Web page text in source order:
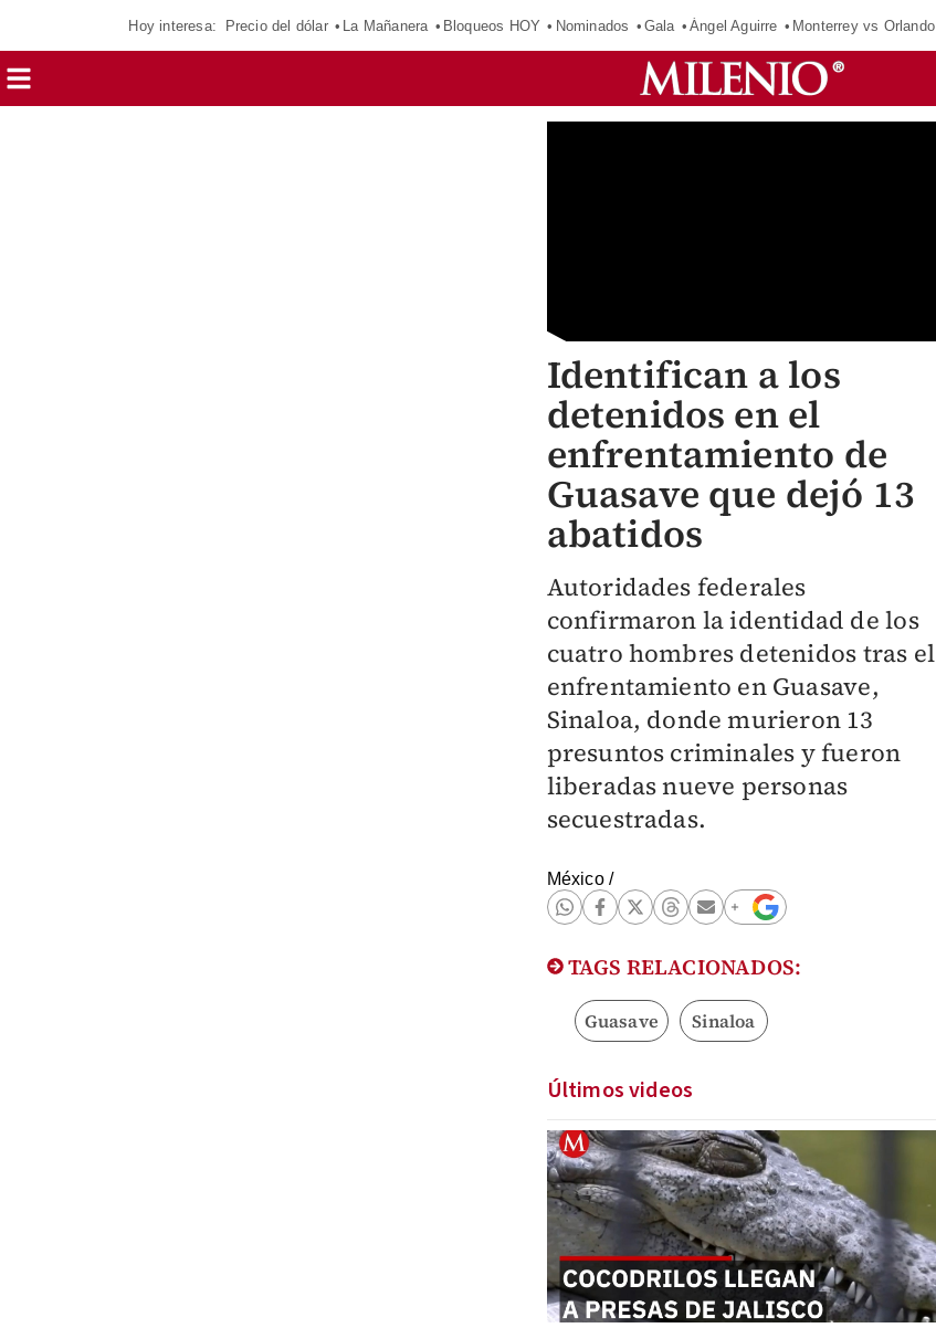
Hoy interesa: Precio del dólar La Mañanera Bloqueos HOY Nominados Gala Ángel Aguirre Monterrey vs Orlando
Identifican a los
detenidos en el
enfrentamiento de
Guasave que dejó 13
abatidos
Autoridades federales
confirmaron la identidad de los
cuatro hombres detenidos tras el
enfrentamiento en Guasave,
Sinaloa, donde murieron 13
presuntos criminales y fueron
liberadas nueve personas
secuestradas.
México/
TAGS RELACIONADOS:
Guasave Sinaloa
Últimos videos